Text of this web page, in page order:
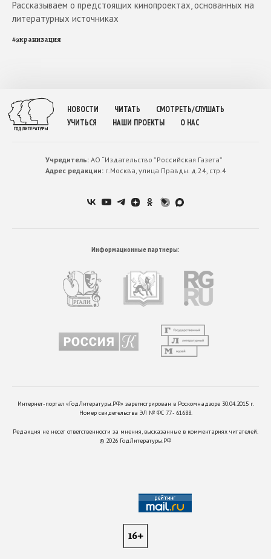
Рассказываем о предстоящих кинопроектах, основанных на
литературных источниках
#экранизация
НОВОСТИ ЧИТАТЬ
СМОТРЕТЬ/СЛУШАТЬ
УЧИТЬСЯ
НАШИ ПРОЕКТЫ О НАС
Учредитель:АО “Издательство ”Российская Газета”
Адрес редакции:г.Москва, улица Правды. д.24, стр.4
Информационные партнеры:
Интернет-портал «ГодЛитературы.РФ» зарегистрирован в Роскомнадзоре 30.04.2015 г.
Номер свидетельства ЭЛ № ФС 77 - 61688.
Редакция не несет ответственности за мнения, высказанные в комментариях читателей.
© 2026 ГодЛитературы.РФ
16+